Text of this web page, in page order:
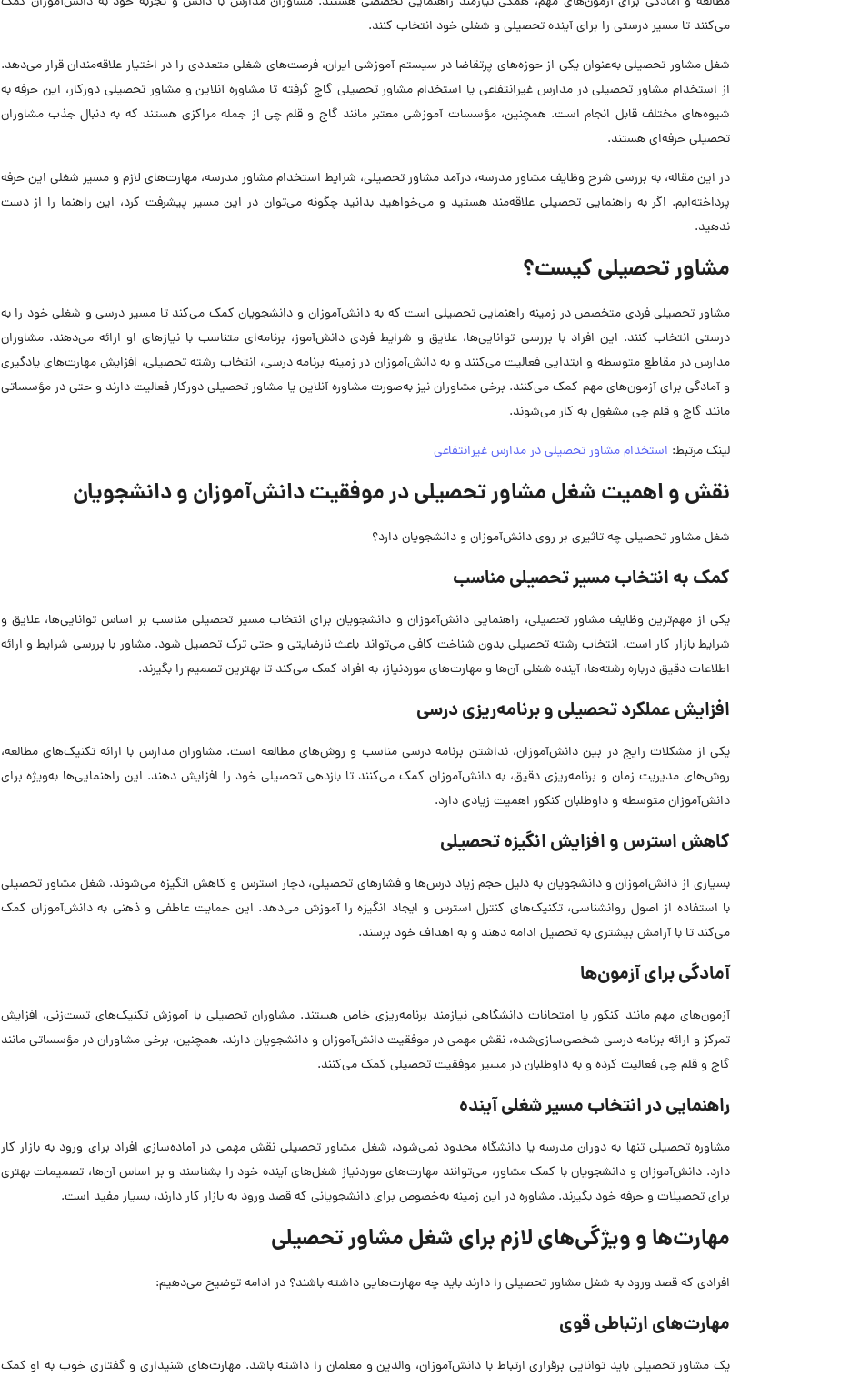
می‌کنند تا مسیر درستی را برای آینده تحصیلی و شغلی خود انتخاب کنند.
شغل مشاور تحصیلی به‌عنوان یکی از حوزه‌های پرتقاضا در سیستم آموزشی ایران، فرصت‌های شغلی متعددی را در اختیار علاقه‌مندان قرار می‌دهد.
از استخدام مشاور تحصیلی در مدارس غیرانتفاعی یا استخدام مشاور تحصیلی گاج گرفته تا مشاوره آنلاین و مشاور تحصیلی دورکار، این حرفه به
شیوه‌های مختلف قابل انجام است. همچنین، مؤسسات آموزشی معتبر مانند گاج و قلم چی از جمله مراکزی هستند که به دنبال جذب مشاوران
تحصیلی حرفه‌ای هستند.
در این مقاله، به بررسی شرح وظایف مشاور مدرسه، درآمد مشاور تحصیلی، شرایط استخدام مشاور مدرسه، مهارت‌های لازم و مسیر شغلی این حرفه
پرداخته‌ایم. اگر به راهنمایی تحصیلی علاقه‌مند هستید و می‌خواهید بدانید چگونه می‌توان در این مسیر پیشرفت کرد، این راهنما را از دست
ندهید.
مشاور تحصیلی کیست؟
مشاور تحصیلی فردی متخصص در زمینه راهنمایی تحصیلی است که به دانش‌آموزان و دانشجویان کمک می‌کند تا مسیر درسی و شغلی خود را به
درستی انتخاب کنند. این افراد با بررسی توانایی‌ها، علایق و شرایط فردی دانش‌آموز، برنامه‌ای متناسب با نیازهای او ارائه می‌دهند. مشاوران
مدارس در مقاطع متوسطه و ابتدایی فعالیت می‌کنند و به دانش‌آموزان در زمینه برنامه درسی، انتخاب رشته تحصیلی، افزایش مهارت‌های یادگیری
و آمادگی برای آزمون‌های مهم کمک می‌کنند. برخی مشاوران نیز به‌صورت مشاوره آنلاین یا مشاور تحصیلی دورکار فعالیت دارند و حتی در مؤسساتی
مانند گاج و قلم چی مشغول به کار می‌شوند.
لینک مرتبط: استخدام مشاور تحصیلی در مدارس غیرانتفاعی
نقش و اهمیت شغل مشاور تحصیلی در موفقیت دانش‌آموزان و دانشجویان
شغل مشاور تحصیلی چه تاثیری بر روی دانش‌آموزان و دانشجویان دارد؟
کمک به انتخاب مسیر تحصیلی مناسب
یکی از مهم‌ترین وظایف مشاور تحصیلی، راهنمایی دانش‌آموزان و دانشجویان برای انتخاب مسیر تحصیلی مناسب بر اساس توانایی‌ها، علایق و
شرایط بازار کار است. انتخاب رشته تحصیلی بدون شناخت کافی می‌تواند باعث نارضایتی و حتی ترک تحصیل شود. مشاور با بررسی شرایط و ارائه
اطلاعات دقیق درباره رشته‌ها، آینده شغلی آن‌ها و مهارت‌های موردنیاز، به افراد کمک می‌کند تا بهترین تصمیم را بگیرند.
افزایش عملکرد تحصیلی و برنامه‌ریزی درسی
یکی از مشکلات رایج در بین دانش‌آموزان، نداشتن برنامه درسی مناسب و روش‌های مطالعه است. مشاوران مدارس با ارائه تکنیک‌های مطالعه،
روش‌های مدیریت زمان و برنامه‌ریزی دقیق، به دانش‌آموزان کمک می‌کنند تا بازدهی تحصیلی خود را افزایش دهند. این راهنمایی‌ها به‌ویژه برای
دانش‌آموزان متوسطه و داوطلبان کنکور اهمیت زیادی دارد.
کاهش استرس و افزایش انگیزه تحصیلی
بسیاری از دانش‌آموزان و دانشجویان به دلیل حجم زیاد درس‌ها و فشارهای تحصیلی، دچار استرس و کاهش انگیزه می‌شوند. شغل مشاور تحصیلی
با استفاده از اصول روانشناسی، تکنیک‌های کنترل استرس و ایجاد انگیزه را آموزش می‌دهد. این حمایت عاطفی و ذهنی به دانش‌آموزان کمک
می‌کند تا با آرامش بیشتری به تحصیل ادامه دهند و به اهداف خود برسند.
آمادگی برای آزمون‌ها
آزمون‌های مهم مانند کنکور یا امتحانات دانشگاهی نیازمند برنامه‌ریزی خاص هستند. مشاوران تحصیلی با آموزش تکنیک‌های تست‌زنی، افزایش
تمرکز و ارائه برنامه درسی شخصی‌سازی‌شده، نقش مهمی در موفقیت دانش‌آموزان و دانشجویان دارند. همچنین، برخی مشاوران در مؤسساتی مانند
گاج و قلم چی فعالیت کرده و به داوطلبان در مسیر موفقیت تحصیلی کمک می‌کنند.
راهنمایی در انتخاب مسیر شغلی آینده
مشاوره تحصیلی تنها به دوران مدرسه یا دانشگاه محدود نمی‌شود، شغل مشاور تحصیلی نقش مهمی در آماده‌سازی افراد برای ورود به بازار کار
دارد. دانش‌آموزان و دانشجویان با کمک مشاور، می‌توانند مهارت‌های موردنیاز شغل‌های آینده خود را بشناسند و بر اساس آن‌ها، تصمیمات بهتری
برای تحصیلات و حرفه خود بگیرند. مشاوره در این زمینه به‌خصوص برای دانشجویانی که قصد ورود به بازار کار دارند، بسیار مفید است.
مهارت‌ها و ویژگی‌های لازم برای شغل مشاور تحصیلی
افرادی که قصد ورود به شغل مشاور تحصیلی را دارند باید چه مهارت‌هایی داشته باشند؟ در ادامه توضیح می‌دهیم:
مهارت‌های ارتباطی قوی
یک مشاور تحصیلی باید توانایی برقراری ارتباط با دانش‌آموزان، والدین و معلمان را داشته باشد. مهارت‌های شنیداری و گفتاری خوب به او کمک